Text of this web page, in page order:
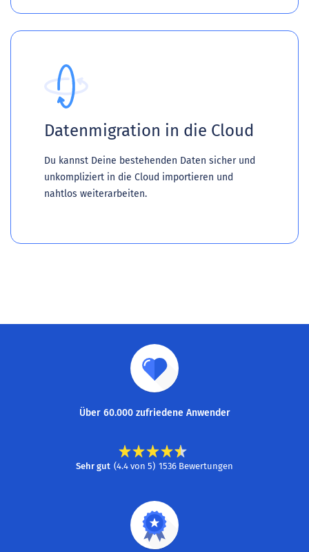
Datenmigration in die Cloud
Du kannst Deine bestehenden Daten sicher und
unkompliziert in die Cloud importieren und
nahtlos weiterarbeiten.
Über 60.000 zufriedene Anwender
Sehr gut (4.4 von 5) 1536 Bewertungen